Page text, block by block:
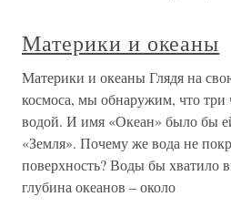
Материки и океаны
Материки и океаны Глядя на
космоса, мы обнаружим, что три
водой. И имя «Океан» было бы
«Земля». Почему же вода не
поверхность? Воды бы хватило
глубина океанов – около